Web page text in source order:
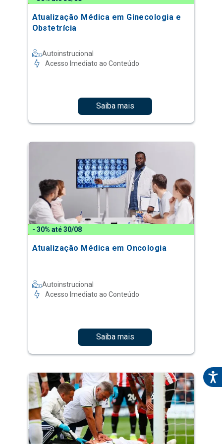
Atualização Médica em Ginecologia e
Obstetrícia
Autoinstrucional
Acesso Imediato ao Conteúdo
Saiba mais
- 30% até 30/08
Atualização Médica em Oncologia
Autoinstrucional
Acesso Imediato ao Conteúdo
Saiba mais